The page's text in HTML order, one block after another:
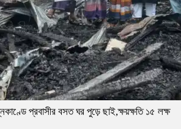
প্রবাসীর বসত ঘর পুড়ে ছাই,ক্ষয়ক্ষতি ১৫ লক্ষ